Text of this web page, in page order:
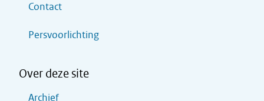
Contact
Persvoorlichting
Over deze site
Archief